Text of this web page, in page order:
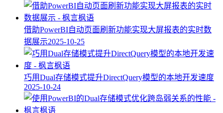
借助PowerBI自动页面刷新功能实现大屏报表的实时数
据展示2025-10-25
巧用Dual存储模式提升DirectQuery模型的本地开发速度
2025-10-24